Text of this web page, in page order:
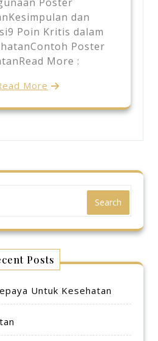
dan
Poin Kritis dalam
Poster
More :
More
Search
Posts
Untuk Kesehatan